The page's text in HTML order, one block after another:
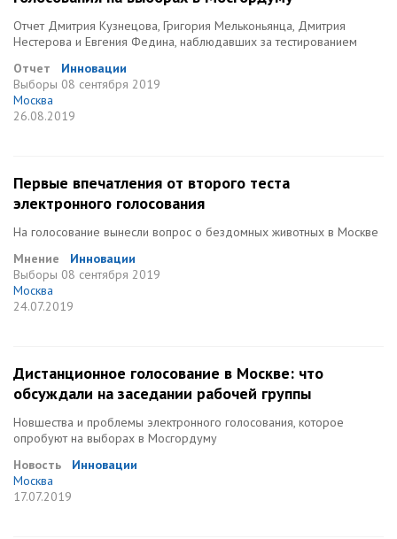
Отчет Дмитрия Кузнецова, Григория Мельконьянца, Дмитрия
Нестерова и Евгения Федина, наблюдавших за тестированием
Отчет
Инновации
Выборы 08 сентября 2019
Москва
26.08.2019
Первые впечатления от второго теста
электронного голосования
На голосование вынесли вопрос о бездомных животных в Москве
Мнение
Инновации
Выборы 08 сентября 2019
Москва
24.07.2019
Дистанционное голосование в Москве: что
обсуждали на заседании рабочей группы
Новшества и проблемы электронного голосования, которое
опробуют на выборах в Мосгордуму
Новость
Инновации
Москва
17.07.2019